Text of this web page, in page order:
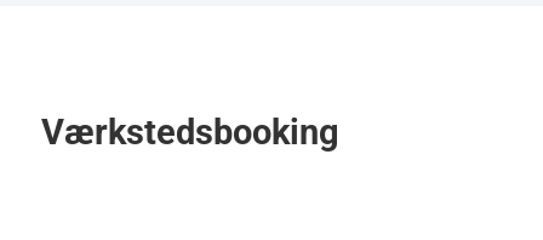
Værkstedsbooking